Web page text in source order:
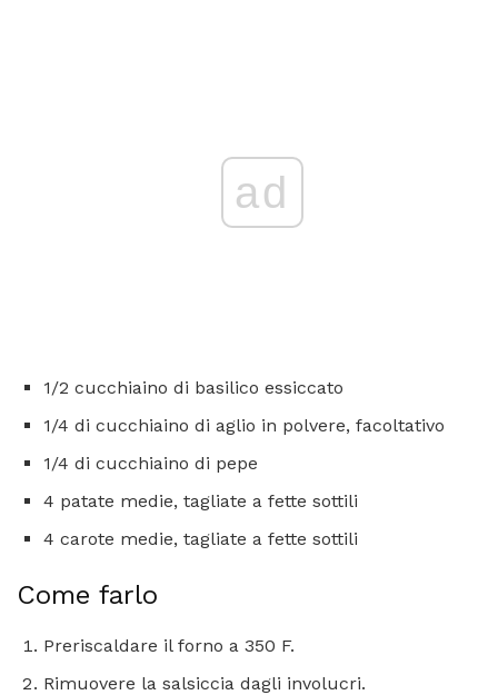
ad
1/2 cucchiaino di basilico essiccato
1/4 di cucchiaino di aglio in polvere, facoltativo
1/4 di cucchiaino di pepe
4 patate medie, tagliate a fette sottili
4 carote medie, tagliate a fette sottili
Come farlo
Preriscaldare il forno a 350 F.
Rimuovere la salsiccia dagli involucri.